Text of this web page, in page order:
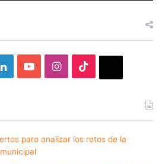
LinkedInYouTubeInstagram
para analizar los retos de la